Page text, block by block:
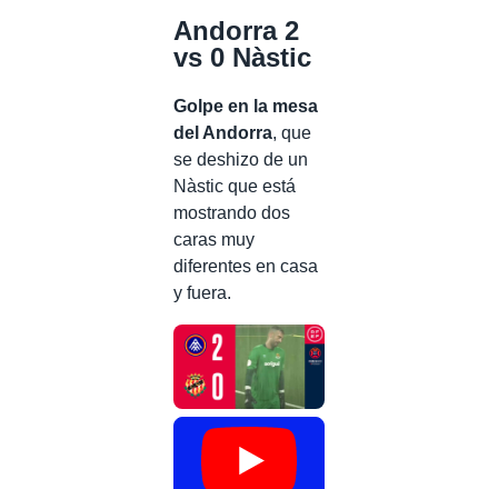
Andorra 2
vs 0 Nàstic
Golpe en la mesa
del Andorra, que
se deshizo de un
Nàstic que está
mostrando dos
caras muy
diferentes en casa
y fuera.